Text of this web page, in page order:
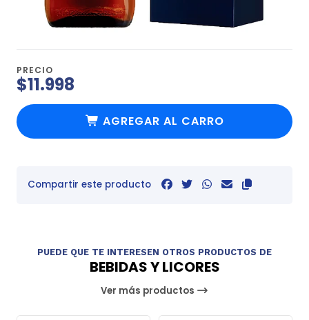
PRECIO
$11.998
AGREGAR AL CARRO
Compartir este producto
PUEDE QUE TE INTERESEN OTROS PRODUCTOS DE
BEBIDAS Y LICORES
Ver más productos